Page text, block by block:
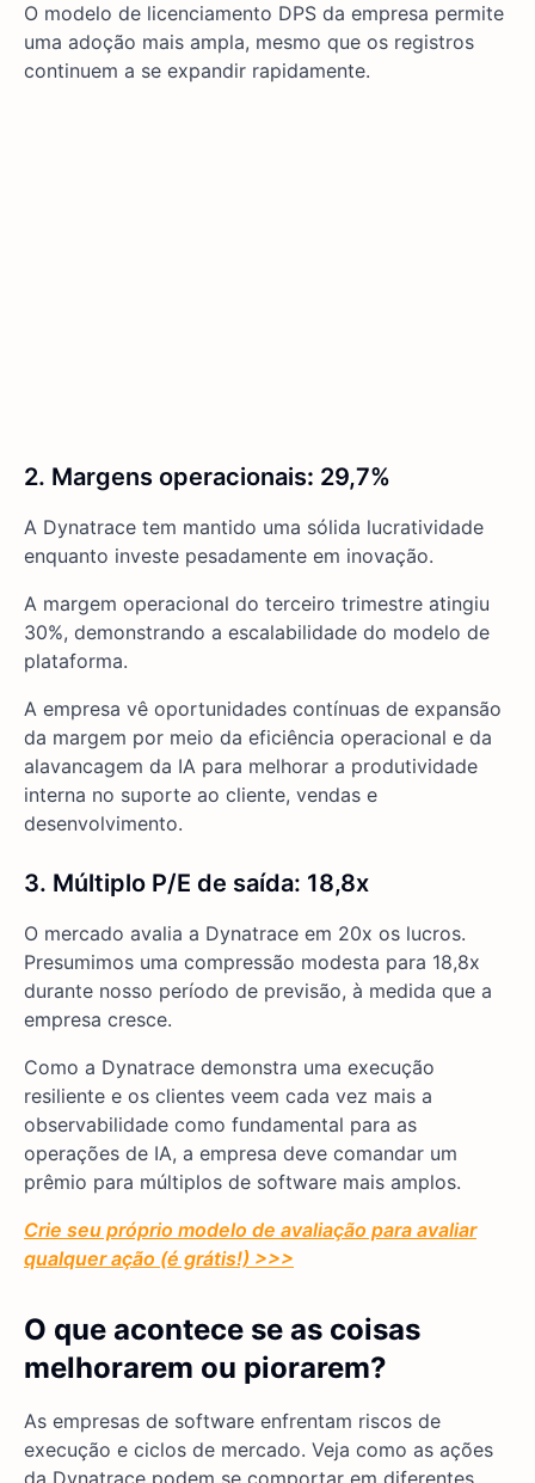
O modelo de licenciamento DPS da empresa permite
uma adoção mais ampla, mesmo que os registros
continuem a se expandir rapidamente.
2. Margens operacionais: 29,7%
A Dynatrace tem mantido uma sólida lucratividade
enquanto investe pesadamente em inovação.
A margem operacional do terceiro trimestre atingiu
30%, demonstrando a escalabilidade do modelo de
plataforma.
A empresa vê oportunidades contínuas de expansão
da margem por meio da eficiência operacional e da
alavancagem da IA para melhorar a produtividade
interna no suporte ao cliente, vendas e
desenvolvimento.
3. Múltiplo P/E de saída: 18,8x
O mercado avalia a Dynatrace em 20x os lucros.
Presumimos uma compressão modesta para 18,8x
durante nosso período de previsão, à medida que a
empresa cresce.
Como a Dynatrace demonstra uma execução
resiliente e os clientes veem cada vez mais a
observabilidade como fundamental para as
operações de IA, a empresa deve comandar um
prêmio para múltiplos de software mais amplos.
Crie seu próprio modelo de avaliação para avaliar
qualquer ação (é grátis!) >>>
O que acontece se as coisas
melhorarem ou piorarem?
As empresas de software enfrentam riscos de
execução e ciclos de mercado. Veja como as ações